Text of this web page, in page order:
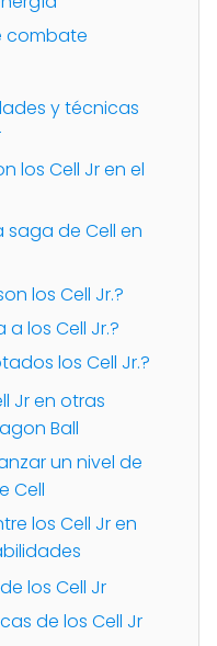
combate
y técnicas
los Cell Jr en el
saga de Cell en
los Cell Jr.?
a los Cell Jr.?
los Cell Jr.?
Jr en otras
Ball
un nivel de
Cell
los Cell Jr en
los Cell Jr
de los Cell Jr